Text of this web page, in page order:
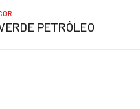
PETRÓLEO